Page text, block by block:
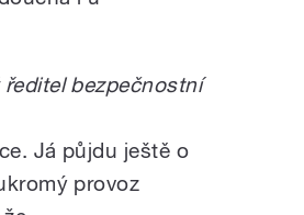
bezpečnostní
Já půjdu ještě o
provoz